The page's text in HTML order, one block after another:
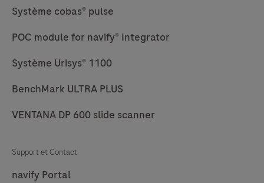
Système cobas® pulse
POC module for navify® Integrator
Système Urisys® 1100
BenchMark ULTRA PLUS
VENTANA DP 600 slide scanner
Support et Contact
navify Portal